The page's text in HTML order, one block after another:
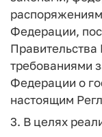
Федерации,
требованиями
Федерации о
настоящим
3. В целях